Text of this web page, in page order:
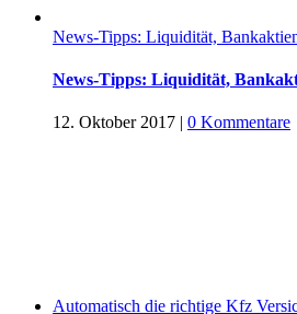
News-Tipps: Liquidität,
News-Tipps: Liquidität,
12. Oktober 2017 | 0 Kommentare
Automatisch die richtige Kfz